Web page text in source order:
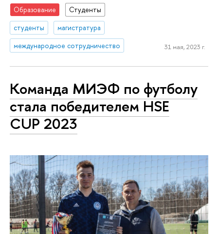
Образование
Студенты
студенты
магистратура
международное сотрудничество
31 мая, 2023 г.
Команда МИЭФ по футболу
стала победителем HSE
CUP 2023